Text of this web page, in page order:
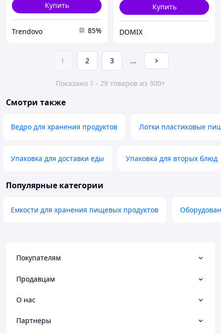
Купить
Trendovo 85%
Купить
DOMIX
1 2 3 ...
Показано 1 - 29 товаров из 300+
Смотри также
Ведро для хранения продуктов Лотки пластиковые
Упаковка для доставки еды Упаковка для вторых блюд
Популярные категории
Емкости для хранения пищевых продуктов
Покупателям
Продавцам
О нас
Партнеры